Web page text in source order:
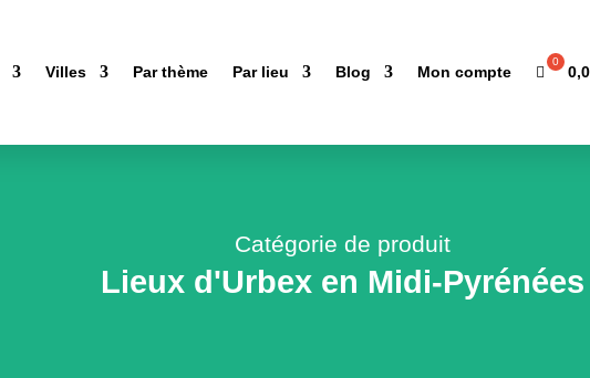
Villes Par thème Par lieu Blog Mon compte
Catégorie de produit
Lieux d'Urbex en Midi-Pyrénées